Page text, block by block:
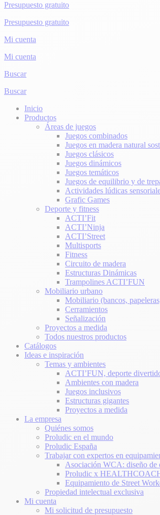
Presupuesto gratuito
Presupuesto gratuito
Mi cuenta
Mi cuenta
Buscar
Buscar
Inicio
Productos
Áreas de juegos
Juegos combinados
Juegos en madera natural
Juegos clásicos
Juegos dinámicos
Juegos temáticos
Juegos de equilibrio y de
Actividades lúdicas
Grafic Games
Deporte y fitness
ACTI’Fit
ACTI’Ninja
ACTI’Street
Multisports
Fitness
Circuito de madera
Estructuras Dinámicas
Trampolines ACTI’FUN
Mobiliario urbano
Mobiliario (bancos,
Cerramientos
Señalización
Proyectos a medida
Todos nuestros productos
Catálogos
Ideas e inspiración
Temas y ambientes
ACTI’FUN, deporte
Ambientes con madera
Juegos inclusivos
Estructuras gigantes
Proyectos a medida
La empresa
Quiénes somos
Proludic en el mundo
Proludic España
Trabajar con expertos en
Asociación WCA: diseño
Proludic x HEALTHCOACH
Equipamiento de Street
Propiedad intelectual exclusiva
Mi cuenta
Mi solicitud de presupuesto